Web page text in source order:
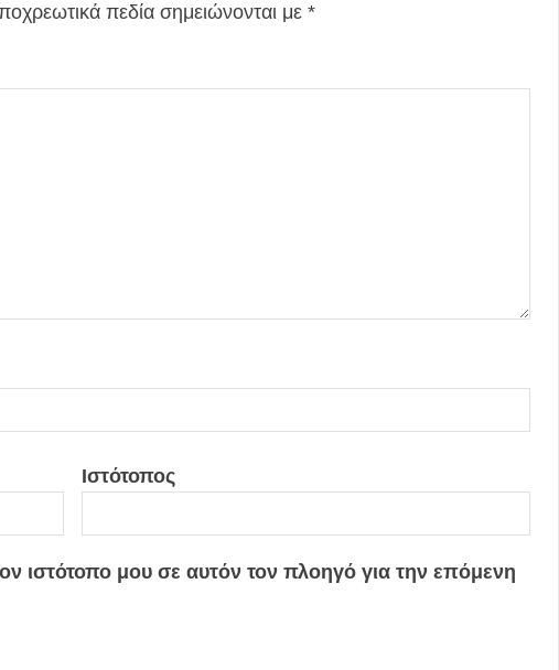
πεδία σημειώνονται με *
Ιστότοπος
ιστότοπο μου σε αυτόν τον πλοηγό για την επόμενη